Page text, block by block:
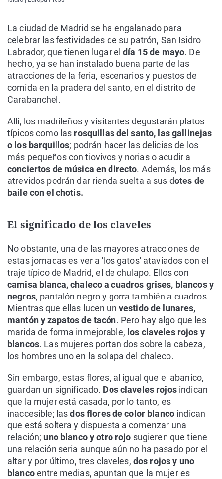
La ciudad de Madrid se ha engalanado para
celebrar las festividades de su patrón, San Isidro
Labrador, que tienen lugar eldía 15 de mayo. De
hecho, ya se han instalado buena parte de las
atracciones de la feria, escenarios y puestos de
comida en la pradera del santo, en el distrito de
Carabanchel.
Allí, los madrileños y visitantes degustarán platos
típicos como las rosquillas del santo, las gallinejas
o los barquillos; podrán hacer las delicias de los
más pequeños con tiovivos y norias o acudir a
conciertos de música en directo. Además, los más
atrevidos podrán dar rienda suelta a sus dotes de
baile con el chotis.
El significado de los claveles
No obstante, una de las mayores atracciones de
estas jornadas es ver a 'los gatos' ataviados con el
traje típico de Madrid, el de chulapo. Ellos con
camisa blanca, chaleco a cuadros grises, blancos y
negros, pantalón negro y gorra también a cuadros.
Mientras que ellas lucen un vestido de lunares,
mantón y zapatos de tacón. Pero hay algo que les
marida de forma inmejorable, los claveles rojos y
blancos. Las mujeres portan dos sobre la cabeza,
los hombres uno en la solapa del chaleco.
Sin embargo, estas flores, al igual que el abanico,
guardan un significado. Dos claveles rojosindican
que la mujer está casada, por lo tanto, es
inaccesible; lasdos flores de color blanco indican
que está soltera y dispuesta a comenzar una
relación; uno blanco y otro rojo sugieren que tiene
una relación seria aunque aún no ha pasado por el
altar y por último, tres claveles, dos rojos y uno
blancoentre medias, apuntan que la mujer es